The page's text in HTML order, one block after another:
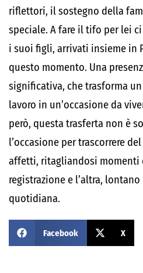
riflettori, il sostegno della
speciale. A fare il tifo per lei
i suoi figli, arrivati insieme in
questo momento. Una
significativa, che trasforma
lavoro in un’occasione da
però, questa trasferta non è
l’occasione per trascorrere
affetti, ritagliandosi momenti
registrazione e l’altra,
quotidiana.
Facebook X